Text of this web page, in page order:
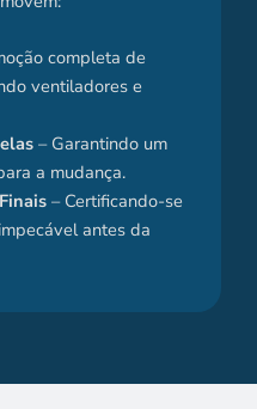
completa de
ventiladores e
– Garantindo um
a mudança.
– Certificando-se
antes da